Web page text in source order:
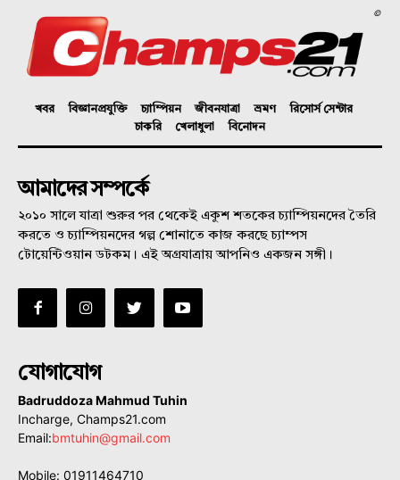
©
খবর বিজ্ঞানপ্রযুক্তি চ্যাম্পিয়ন জীবনযাত্রা ভ্রমণ
রিসোর্স সেন্টার
চাকরি
খেলাধুলা বিনোদন
আমাদের সম্পর্কে
২০১০ সালে যাত্রা শুরুর পর থেকেই একুশ শতকের চ্যাম্পিয়নদের তৈরি
করতে ও চ্যাম্পিয়নদের গল্প শোনাতে কাজ করছে চ্যাম্পস
টোয়েন্টিওয়ান ডটকম। এই অগ্রযাত্রায় আপনিও একজন সঙ্গী।
যোগাযোগ
Badruddoza Mahmud Tuhin
Incharge, Champs21.com
Email:bmtuhin@gmail.com
Mobile: 01911464710